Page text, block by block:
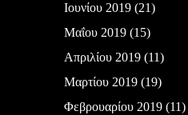
Ιουνίου 2019(21)
Μαΐου 2019(15)
Απριλίου 2019(11)
Μαρτίου 2019(19)
Φεβρουαρίου 2019(11)